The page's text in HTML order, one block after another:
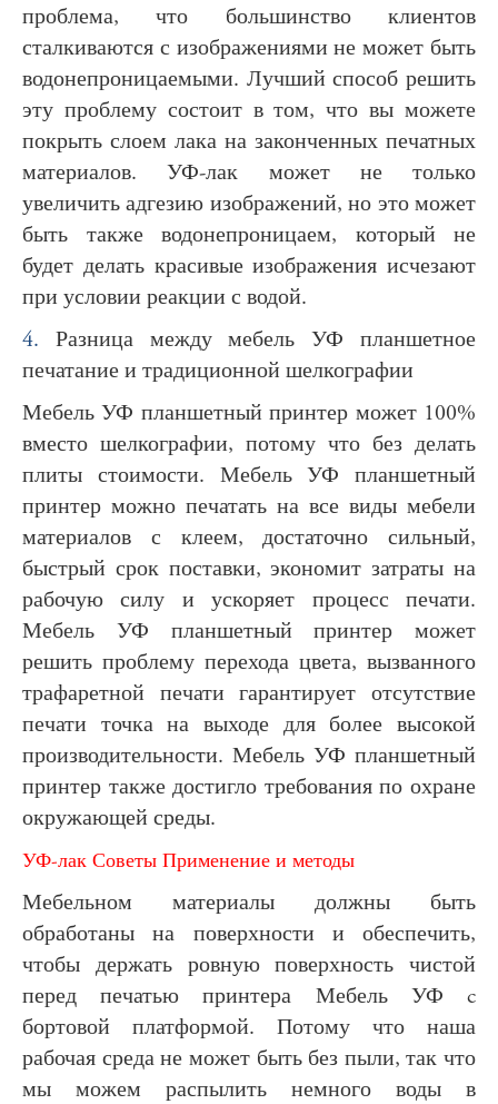
проблема, что большинство клиентов
сталкиваются с изображениями не может быть
водонепроницаемыми. Лучший способ решить
эту проблему состоит в том, что вы можете
покрыть слоем лака на законченных печатных
материалов. УФ-лак может не только
увеличить адгезию изображений, но это может
быть также водонепроницаем, который не
будет делать красивые изображения исчезают
при условии реакции с водой.
4. Разница между мебель УФ планшетное
печатание и традиционной шелкографии
Мебель УФ планшетный принтер может 100%
вместо шелкографии, потому что без делать
плиты стоимости. Мебель УФ планшетный
принтер можно печатать на все виды мебели
материалов с клеем, достаточно сильный,
быстрый срок поставки, экономит затраты на
рабочую силу и ускоряет процесс печати.
Мебель УФ планшетный принтер может
решить проблему перехода цвета, вызванного
трафаретной печати гарантирует отсутствие
печати точка на выходе для более высокой
производительности. Мебель УФ планшетный
принтер также достигло требования по охране
окружающей среды.
УФ-лак Советы Применение и методы
Мебельном материалы должны быть
обработаны на поверхности и обеспечить,
чтобы держать ровную поверхность чистой
перед печатью принтера Мебель УФ c
бортовой платформой. Потому что наша
рабочая среда не может быть без пыли, так что
мы можем распылить немного воды в